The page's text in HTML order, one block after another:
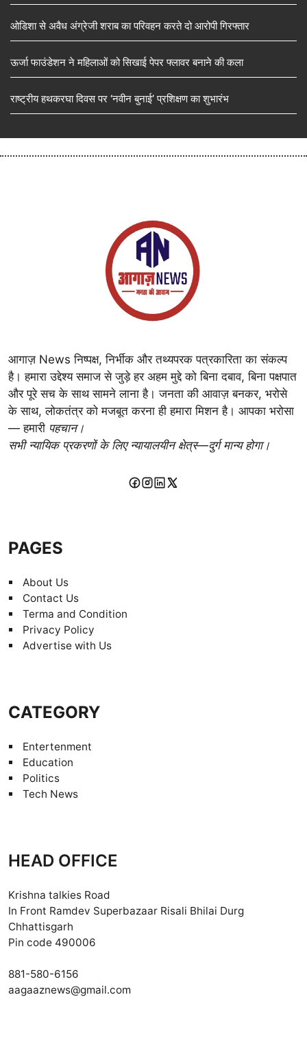
ओडिशा से अवैध अंग्रेजी शराब का परिवहन करते दो आरोपी गिरफ्तार
ऊर्जा फाउंडेशन ने महिलाओं को सिखाई पेपर फ्लावर बनाने की कला
राष्ट्रीय हथकरघा दिवस पर ‘नवीन बुनाई’ प्रशिक्षण का शुभारंभ
आगाज़ News निष्पक्ष, निर्भीक और तथ्यपरक पत्रकारिता का संकल्प
है। हमारा उद्देश्य समाज से जुड़े हर अहम मुद्दे को बिना दबाव, बिना पक्षपात
और पूरे सच के साथ सामने लाना है। जनता की आवाज़ बनकर, भरोसे
के साथ, लोकतंत्र को मजबूत करना ही हमारा मिशन है। आपका भरोसा
— हमारी पहचान।
सभी न्यायिक प्रकरणों के लिए न्यायालयीन क्षेत्र—दुर्ग मान्य होगा।
PAGES
About Us
Contact Us
Terma and Condition
Privacy Policy
Advertise with Us
CATEGORY
Entertenment
Education
Politics
Tech News
HEAD OFFICE
Krishna talkies Road
In Front Ramdev Superbazaar Risali Bhilai Durg
Chhattisgarh
Pin code 490006
881-580-6156
aagaaznews@gmail.com